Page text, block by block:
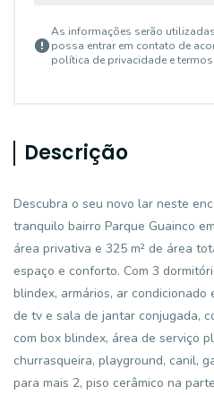
As informações serão
possa entrar em contato de
política de privacidade e
Descrição
Descubra o seu novo lar neste
tranquilo bairro Parque Guainco
área privativa e 325 m² de área
espaço e conforto. Com 3
blindex, armários, ar condicionado
de tv e sala de jantar conjugada,
com box blindex, área de serviço
churrasqueira, playground, canil,
para mais 2, piso cerâmico na